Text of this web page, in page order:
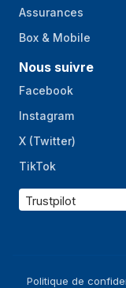
Assurances
Box & Mobile
Nous suivre
Facebook
Instagram
X (Twitter)
TikTok
Trustpilot
Politique de